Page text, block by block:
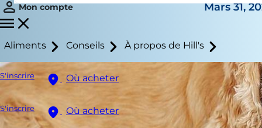
Mon compte
Aliments Conseils À propos de Hill's
S'inscrire Où acheter
S'inscrire Où acheter
Mars 31,